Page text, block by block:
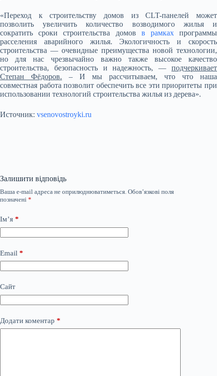
«Переход к строительству домов из CLT-панелей может
позволить увеличить количество возводимого жилья и
сократить сроки строительства домов в рамкахпрограммы
расселения аварийного жилья. Экологичность и скорость
строительства — очевидные преимущества новой технологии,
но для нас чрезвычайно важно также высокое качество
строительства, безопасность и надежность, — подчеркивает
Степан Фёдоров. – И мы рассчитываем, что что наша
совместная работа позволит обеспечить все эти приоритеты при
использовании технологий строительства жилья из дерева».
Источник: vsenovostroyki.ru
Залишити відповідь
Ваша e-mail адреса не оприлюднюватиметься. Обов’язкові поля
позначені *
Ім’я *
Email *
Сайт
Додати коментар *